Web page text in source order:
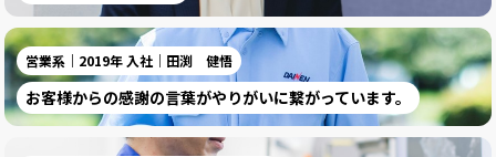
営業系｜2019年 入社｜田渕 健悟
お客様からの感謝の言葉がやりがいに繋がっています。